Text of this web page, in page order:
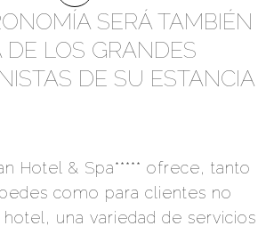
SERÁ TAMBIÉN
DE LOS GRANDES
DE SU ESTANCIA
Hotel & Spa***** ofrece, tanto
como para clientes no
una variedad de servicios